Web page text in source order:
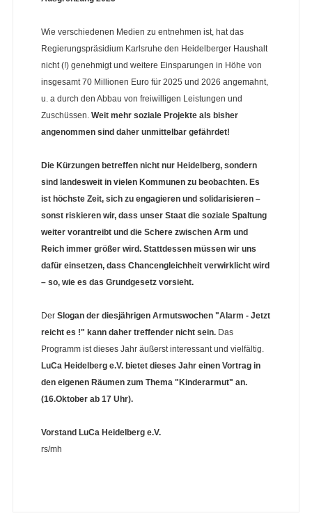
Wie verschiedenen Medien zu entnehmen ist, hat das
Regierungspräsidium Karlsruhe den Heidelberger Haushalt
nicht (!) genehmigt und weitere Einsparungen in Höhe von
insgesamt 70 Millionen Euro für 2025 und 2026 angemahnt,
u. a durch den Abbau von freiwilligen Leistungen und
Zuschüssen. Weit mehr soziale Projekte als bisher
angenommen sind daher unmittelbar gefährdet!
Die Kürzungen betreffen nicht nur Heidelberg, sondern
sind landesweit in vielen Kommunen zu beobachten. Es
ist höchste Zeit, sich zu engagieren und solidarisieren –
sonst riskieren wir, dass unser Staat die soziale Spaltung
weiter vorantreibt und die Schere zwischen Arm und
Reich immer größer wird. Stattdessen müssen wir uns
dafür einsetzen, dass Chancengleichheit verwirklicht wird
– so, wie es das Grundgesetz vorsieht.
Der Slogan der diesjährigen Armutswochen "Alarm - Jetzt
reicht es !" kann daher treffender nicht sein. Das
Programm ist dieses Jahr äußerst interessant und vielfältig.
LuCa Heidelberg e.V. bietet dieses Jahr einen Vortrag in
den eigenen Räumen zum Thema "Kinderarmut" an.
(16.Oktober ab 17 Uhr).
Vorstand LuCa Heidelberg e.V.
rs/mh